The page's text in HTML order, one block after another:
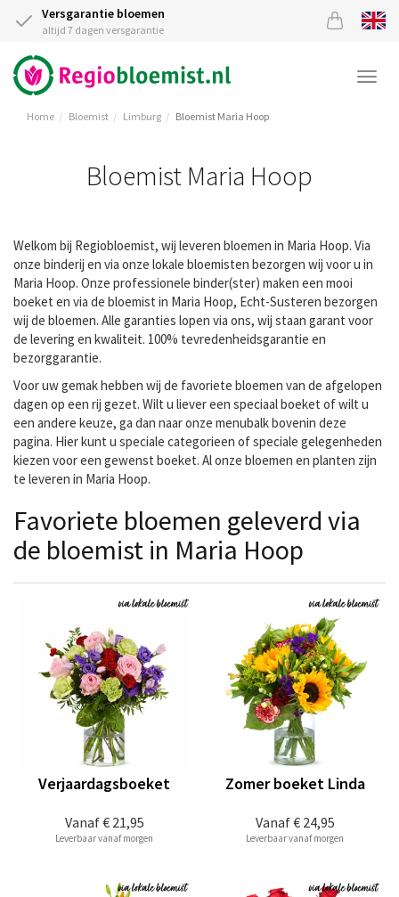
Versgarantie bloemen
altijd 7 dagen versgarantie
Home Bloemist Limburg Bloemist Maria Hoop
Bloemist Maria Hoop
Welkom bij Regiobloemist, wij leveren bloemen in Maria Hoop. Via
onze binderij en via onze lokale bloemisten bezorgen wij voor u in
Maria Hoop. Onze professionele binder(ster) maken een mooi
boeket en via de bloemist in Maria Hoop, Echt-Susteren bezorgen
wij de bloemen. Alle garanties lopen via ons, wij staan garant voor
de levering en kwaliteit. 100% tevredenheidsgarantie en
bezorggarantie.
Voor uw gemak hebben wij de favoriete bloemen van de afgelopen
dagen op een rij gezet. Wilt u liever een speciaal boeket of wilt u
een andere keuze, ga dan naar onze menubalk bovenin deze
pagina. Hier kunt u speciale categorieen of speciale gelegenheden
kiezen voor een gewenst boeket. Al onze bloemen en planten zijn
te leveren in Maria Hoop.
Favoriete bloemen geleverd via
de bloemist in Maria Hoop
Vanaf€ 21,95
Verjaardagsboeket
Leverbaar vanaf morgen
Vanaf€ 24,95
Zomer boeket Linda
Leverbaar vanaf morgen